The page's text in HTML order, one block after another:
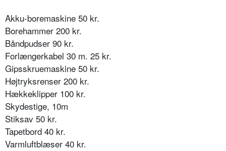
Akku-boremaskine 50 kr.
Borehammer 200 kr.
Båndpudser 90 kr.
Forlængerkabel 30 m. 25 kr.
Gipsskruemaskine 50 kr.
Højtryksrenser 200 kr.
Hækkeklipper 100 kr.
Skydestige, 10m
Stiksav 50 kr.
Tapetbord 40 kr.
Varmluftblæser 40 kr.